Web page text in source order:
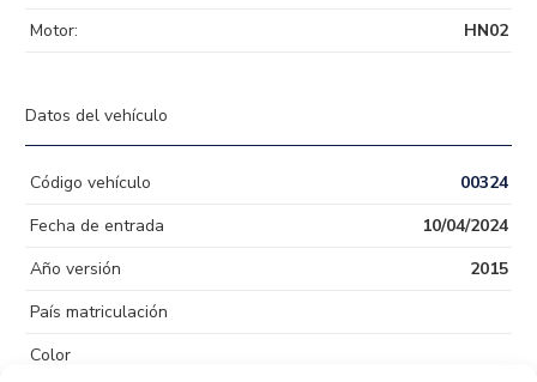
Motor:
HN02
Datos del vehículo
Código vehículo
00324
Fecha de entrada
10/04/2024
Año versión
2015
País matriculación
Color